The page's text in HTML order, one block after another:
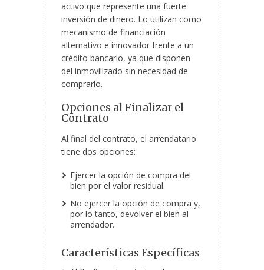
activo que represente una fuerte
inversión de dinero. Lo utilizan como
mecanismo de financiación
alternativo e innovador frente a un
crédito bancario, ya que disponen
del inmovilizado sin necesidad de
comprarlo.
Opciones al Finalizar el
Contrato
Al final del contrato, el arrendatario
tiene dos opciones:
Ejercer la opción de compra del
bien por el valor residual.
No ejercer la opción de compra y,
por lo tanto, devolver el bien al
arrendador.
Características Específicas